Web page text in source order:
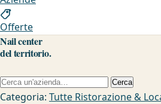
Offerte
Nail center
del territorio.
Cerca un'azienda Cerca
Categoria: Tutte Ristorazione &